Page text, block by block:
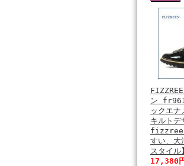
ン
ックエ
キルトデ
すい、大
スタイル】
17,380